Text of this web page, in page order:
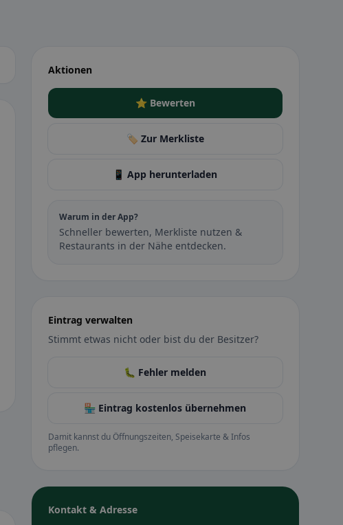
Aktionen
⭐ Bewerten
🏷️ Zur Merkliste
📱 App herunterladen
Warum in der App?
Schneller bewerten, Merkliste nutzen &
Restaurants in der Nähe entdecken.
Eintrag verwalten
Stimmt etwas nicht oder bist du der Besitzer?
🐛 Fehler melden
🏪 Eintrag kostenlos übernehmen
Damit kannst du Öffnungszeiten, Speisekarte & Infos
pflegen.
Kontakt & Adresse